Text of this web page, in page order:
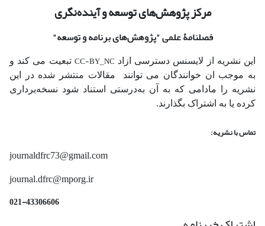
مرکز پژوهش‌های توسعه و آینده‌نگری
فصلنامۀ علمی"پژوهش‌های برنامه و توسعه"
این نشریه از لایسنس دسترسی ازاد CC-BY_NC تبعیت می کند و
به موجب ان خوانندگان می توانند مقالات منتشر شده در این
نشریه را مادامی که به آن‌ به‌درستی استناد شود نسخه‌برداری
کرده یا به اشتراک بگذارند.
تماس با نشریه:
journaldfrc73@gmail.com
journal.dfrc@mporg.ir
021-43306606